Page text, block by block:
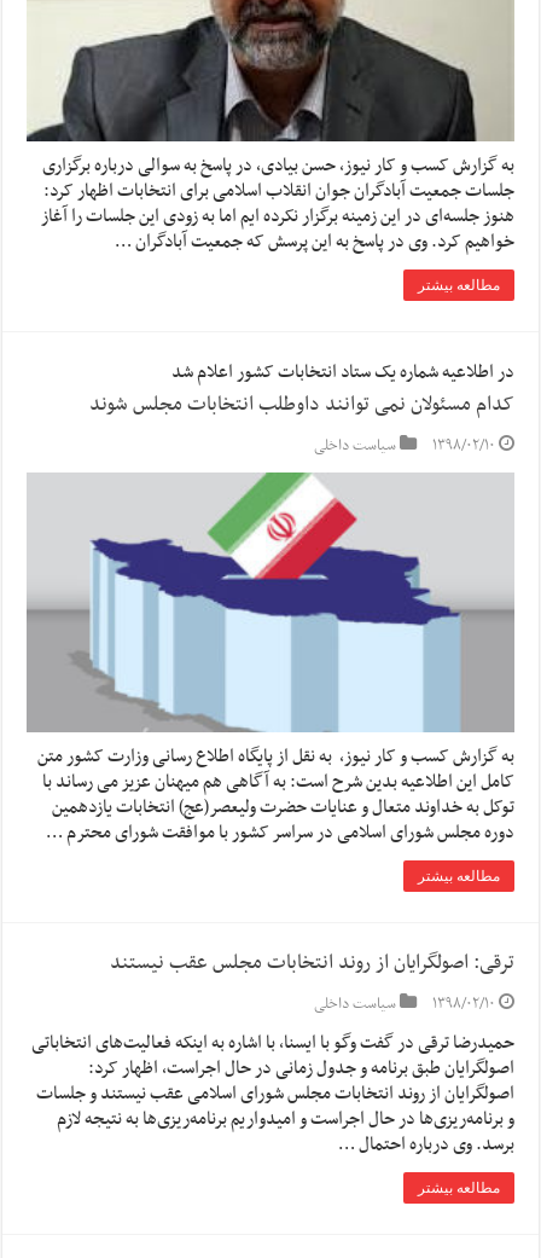
به گزارش کسب و کار نیوز، حسن بیادی، در پاسخ به سوالی درباره برگزاری
جلسات جمعیت آبادگران جوان انقلاب اسلامی برای انتخابات اظهار کرد:
هنوز جلسه‌ای در این زمینه برگزار نکرده ایم اما به زودی این جلسات را آغاز
خواهیم کرد. وی در پاسخ به این پرسش که جمعیت آبادگران …
مطالعه بیشتر
در اطلاعیه شماره یک ستاد انتخابات کشور اعلام شد
کدام مسئولان نمی توانند داوطلب انتخابات مجلس شوند
۱۳۹۸/۰۲/۱۰ سیاست داخلی
به گزارش کسب و کار نیوز، به نقل از پایگاه اطلاع رسانی وزارت کشور متن
کامل این اطلاعیه بدین شرح است: به آگاهی هم­ میهنان عزیز می­ رساند با
توکل به خداوند متعال و عنایات حضرت ولی­عصر(عج) انتخابات یازدهمین
دوره مجلس شورای اسلامی در سراسر کشور با موافقت شورای محترم …
مطالعه بیشتر
ترقی: اصولگرایان از روند انتخابات مجلس عقب نیستند
۱۳۹۸/۰۲/۱۰ سیاست داخلی
حمیدرضا ترقی در گفت وگو با ایسنا، با اشاره به اینکه فعالیت‌های انتخاباتی
اصولگرایان طبق برنامه و جدول زمانی در حال اجراست، اظهار کرد:
اصولگرایان از روند انتخابات مجلس شورای اسلامی عقب نیستند و جلسات
و برنامه‌ریزی‌ها در حال اجراست و امیدواریم برنامه‌ریزی‌ها به نتیجه لازم
برسد. وی درباره احتمال …
مطالعه بیشتر